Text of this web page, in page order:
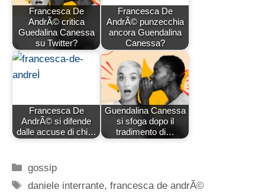
Francesca De
AndrÃ© critica
Guedalina Canessa
su Twitter?
Francesca De
AndrÃ© punzecchia
ancora Guendalina
Canessa?
Francesca De
AndrÃ© si difende
dalle accuse di chi…
Guendalina Canessa
si sfoga dopo il
tradimento di…
Categorie
gossip
Tag
daniele interrante,francesca de andrÃ©